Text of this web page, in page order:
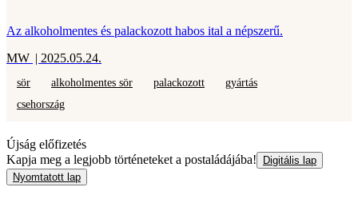
Az alkoholmentes és palackozott habos ital a népszerű.
MW | 2025.05.24.
sör alkoholmentes sör palackozott
gyártás
csehország
Újság előfizetés
Kapja meg a legjobb történeteket a postaládájába!
Digitális lap
Nyomtatott lap